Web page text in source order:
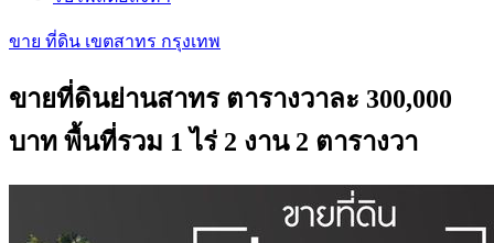
ขาย ที่ดิน เขตสาทร กรุงเทพ
ขายที่ดินย่านสาทร ตารางวาละ 300,000
บาท พื้นที่รวม 1 ไร่ 2 งาน 2 ตารางวา